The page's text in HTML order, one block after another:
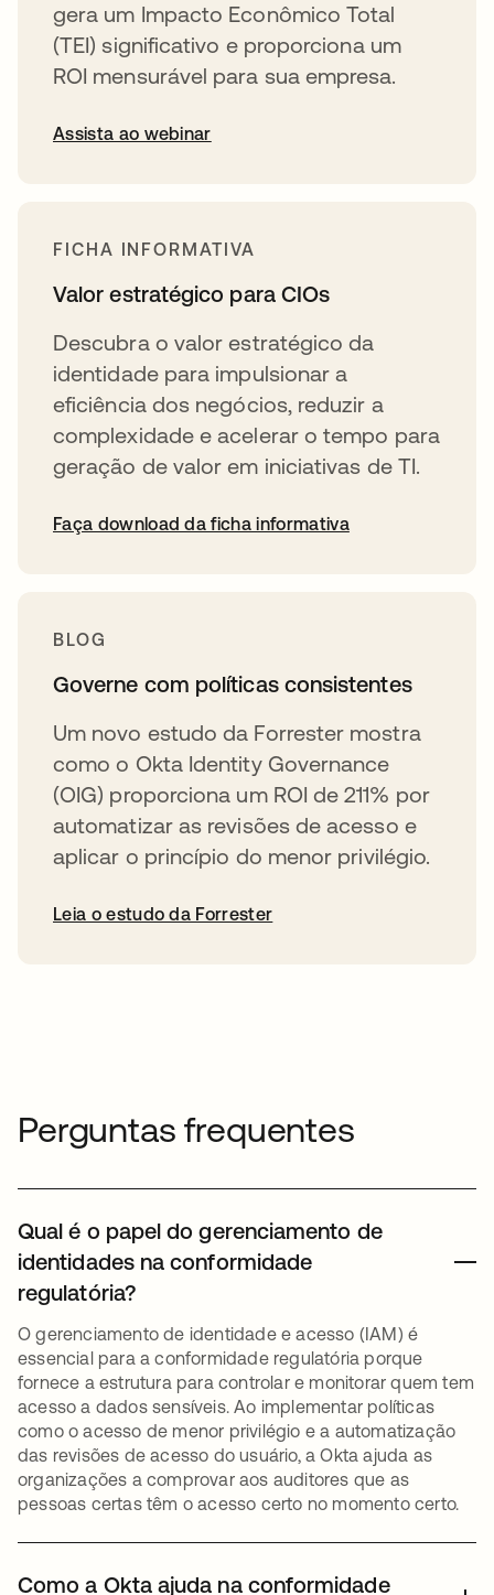
gera um Impacto Econômico Total
(TEI) significativo e proporciona um
ROI mensurável para sua empresa.
Assista ao webinar
FICHA INFORMATIVA
Valor estratégico para CIOs
Descubra o valor estratégico da
identidade para impulsionar a
eficiência dos negócios, reduzir a
complexidade e acelerar o tempo para
geração de valor em iniciativas de TI.
Faça download da ficha informativa
BLOG
Governe com políticas consistentes
Um novo estudo da Forrester mostra
como o Okta Identity Governance
(OIG) proporciona um ROI de 211% por
automatizar as revisões de acesso e
aplicar o princípio do menor privilégio.
Leia o estudo da Forrester
Perguntas frequentes
Qual é o papel do gerenciamento de
identidades na conformidade
regulatória?
O gerenciamento de identidade e acesso (IAM) é
essencial para a conformidade regulatória porque
fornece a estrutura para controlar e monitorar quem tem
acesso a dados sensíveis. Ao implementar políticas
como o acesso de menor privilégio e a automatização
das revisões de acesso do usuário, a Okta ajuda as
organizações a comprovar aos auditores que as
pessoas certas têm o acesso certo no momento certo.
Como a Okta ajuda na conformidade